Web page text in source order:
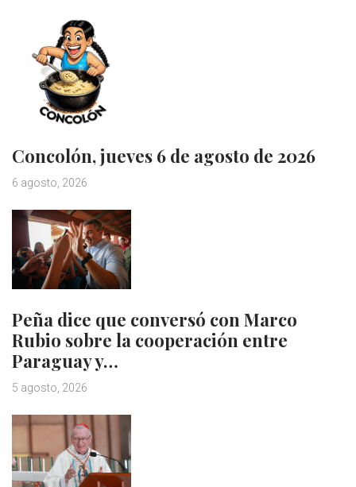
Concolón, jueves 6 de agosto de 2026
6 agosto, 2026
Peña dice que conversó con Marco
Rubio sobre la cooperación entre
Paraguay y…
5 agosto, 2026